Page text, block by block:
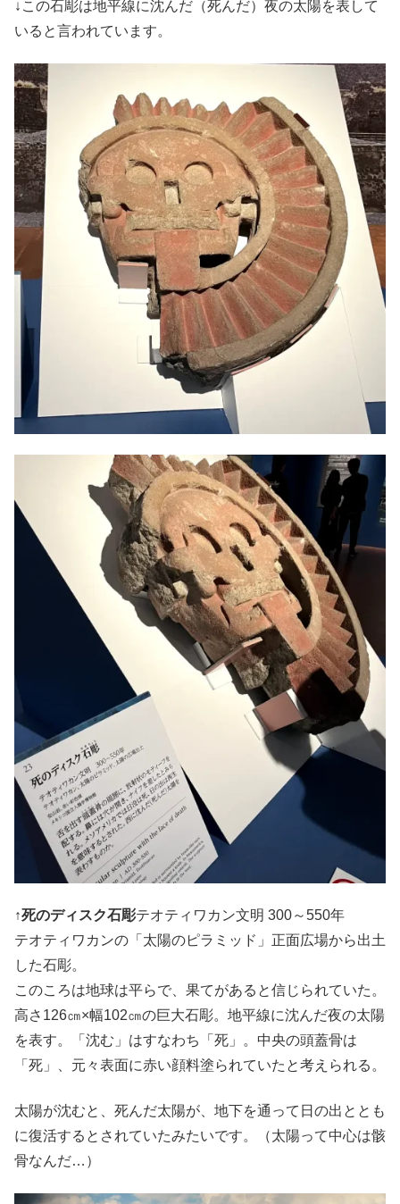
↓この石彫は地平線に沈んだ（死んだ）夜の太陽を表して
いると言われています。
↑死のディスク石彫テオティワカン文明 300～550年
テオティワカンの「太陽のピラミッド」正面広場から出土
した石彫。
このころは地球は平らで、果てがあると信じられていた。
高さ126㎝×幅102㎝の巨大石彫。地平線に沈んだ夜の太陽
を表す。「沈む」はすなわち「死」。中央の頭蓋骨は
「死」、元々表面に赤い顔料塗られていたと考えられる。
太陽が沈むと、死んだ太陽が、地下を通って日の出ととも
に復活するとされていたみたいです。（太陽って中心は骸
骨なんだ…）